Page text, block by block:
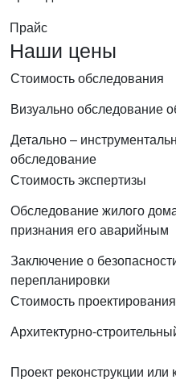
Прайс
Наши цены
Стоимость обследования
Визуально обследование
Детально –
обследование
Стоимость экспертизы
Обследование жилого
признания его аварийным
Заключение о
перепланировки
Стоимость проектирования
Архитектурно-
Проект реконструкции или